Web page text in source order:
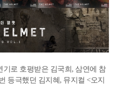
기로 호평받은 김국희, 삼연에 참
등극했던 김지혜, 뮤지컬 <오지